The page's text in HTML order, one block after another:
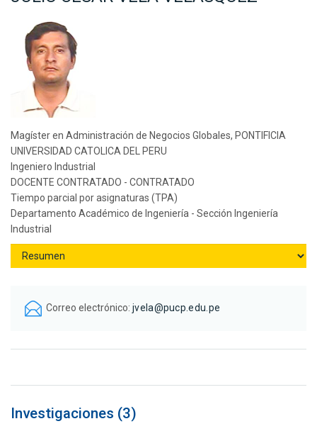
Magíster en Administración de Negocios Globales, PONTIFICIA
UNIVERSIDAD CATOLICA DEL PERU
Ingeniero Industrial
DOCENTE CONTRATADO - CONTRATADO
Tiempo parcial por asignaturas (TPA)
Departamento Académico de Ingeniería - Sección Ingeniería
Industrial
Correo electrónico: jvela@pucp.edu.pe
Investigaciones (3)